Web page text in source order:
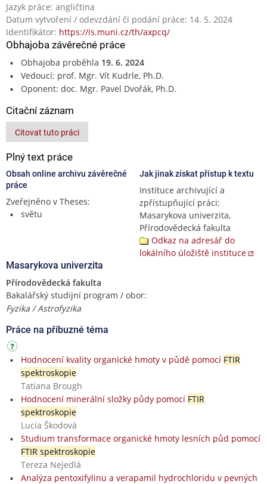
Jazyk práce: angličtina
Datum vytvoření / odevzdání či podání práce: 14. 5. 2024
Identifikátor: https://is.muni.cz/th/axpcq/
Obhajoba závěrečné práce
Obhajoba proběhla 19. 6. 2024
Vedoucí: prof. Mgr. Vít Kudrle, Ph.D.
Oponent: doc. Mgr. Pavel Dvořák, Ph.D.
Citační záznam
Citovat tuto práci
Plný text práce
Obsah online archivu závěrečné
práce
Zveřejněno v Theses:
světu
Jak jinak získat přístup k textu
Instituce archivující a
zpřístupňující práci:
Masarykova univerzita,
Přírodovědecká fakulta
Odkaz na adresář do
lokálního úložiště instituce
Masarykova univerzita
Přírodovědecká fakulta
Bakalářský studijní program / obor:
Fyzika / Astrofyzika
Práce na příbuzné téma
Hodnocení kvality organické hmoty v půdě pomocí FTIR
spektroskopie
Tatiana Brough
Hodnocení minerální složky půdy pomocí FTIR
spektroskopie
Lucia Škodová
Studium transformace organické hmoty lesních půd pomocí
FTIR spektroskopie
Tereza Nejedlá
Analýza pentoxifylinu a verapamil hydrochloridu v pevných